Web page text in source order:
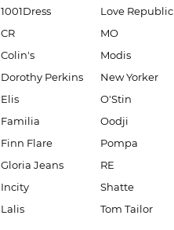
1001Dress
CR
Colin's
Dorothy Perkins
Elis
Familia
Finn Flare
Gloria Jeans
Incity
Lalis
Love Republic
MO
Modis
New Yorker
O'Stin
Oodji
Pompa
RE
Shatte
Tom Tailor